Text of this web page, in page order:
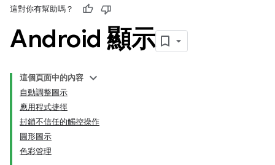
這對你有幫助嗎？
Android 顯示
這個頁面中的內容
自動調整圖示
應用程式捷徑
封鎖不信任的觸控操作
圓形圖示
色彩管理